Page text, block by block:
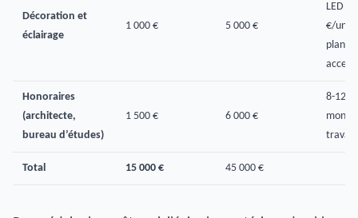
Décoration et
éclairage
1 000 € 5 000 €
LED
€/
Honoraires
(architecte,
bureau d’études)
1 500 € 6 000 €
8-12
Total 15 000 € 45 000 €